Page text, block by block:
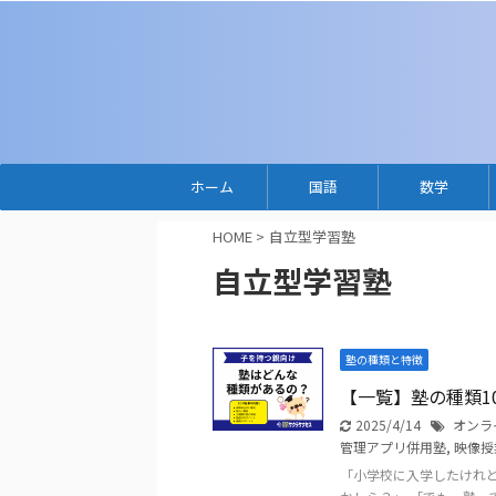
ホーム 国語 数学
HOME > 自立型学習塾
自立型学習塾
塾の種類と特徴
【一覧】塾の種
2025/4/14 オン
管理アプリ併用塾, 映像
「小学校に入学したけ